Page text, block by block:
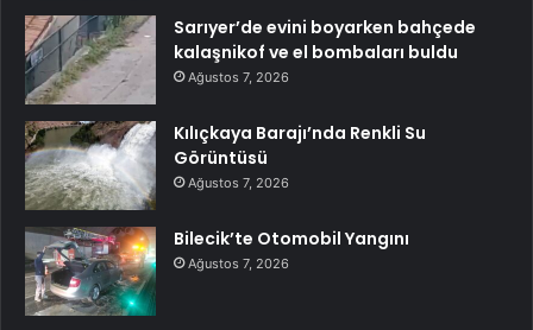
Sarıyer’de evini boyarken bahçede
kalaşnikof ve el bombaları buldu
Ağustos 7, 2026
Kılıçkaya Barajı’nda Renkli Su
Görüntüsü
Ağustos 7, 2026
Bilecik’te Otomobil Yangını
Ağustos 7, 2026